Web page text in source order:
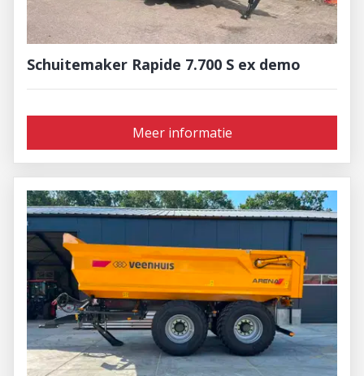
Schuitemaker Rapide 7.700 S ex demo
Meer informatie